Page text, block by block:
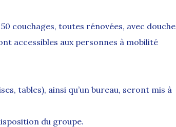
couchages, toutes rénovées, avec douche
accessibles aux personnes à mobilité
tables), ainsi qu’un bureau, seront mis à
du groupe.